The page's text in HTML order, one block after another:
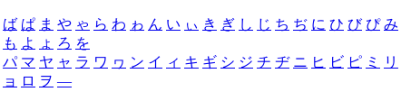
ば ぱ ま や ゃ ら わ ゎ ん い ぃ き ぎ し じ ち ぢ に ひ び ぴ み
も よ ょ ろ を
パ マ ヤ ャ ラ ワ ヮ ン イ ィ キ ギ シ ジ チ ヂ ニ ヒ ビ ピ ミ リ
ョ ロ ヲ ―